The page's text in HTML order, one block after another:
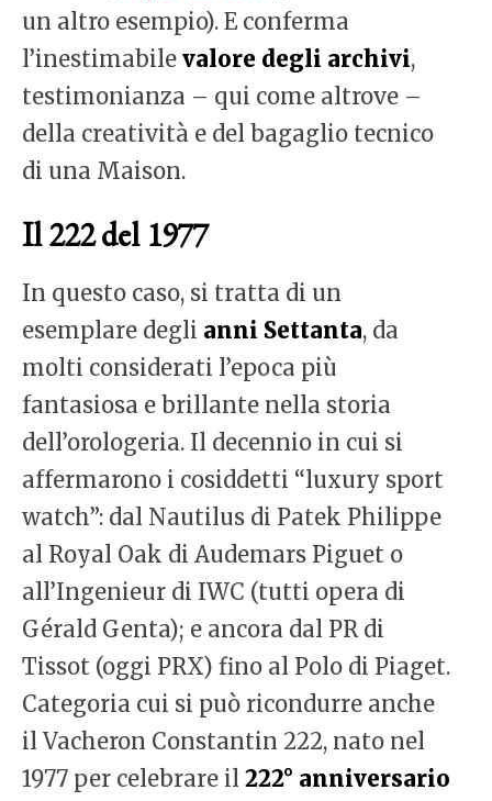
un altro esempio). E conferma
l’inestimabile valore degli archivi,
testimonianza – qui come altrove –
della creatività e del bagaglio tecnico
di una Maison.
Il 222 del 1977
In questo caso, si tratta di un
esemplare degli anni Settanta, da
molti considerati l’epoca più
fantasiosa e brillante nella storia
dell’orologeria. Il decennio in cui si
affermarono i cosiddetti “luxury sport
watch”: dal Nautilus di Patek Philippe
al Royal Oak di Audemars Piguet o
all’Ingenieur di IWC (tutti opera di
Gérald Genta); e ancora dal PR di
Tissot (oggi PRX) fino al Polo di Piaget.
Categoria cui si può ricondurre anche
il Vacheron Constantin 222, nato nel
1977 per celebrare il 222° anniversario